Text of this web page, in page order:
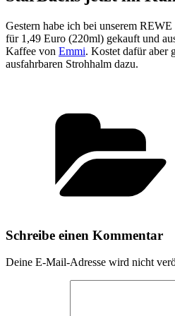
Gestern habe ich bei unserem REWE
für 1,49 Euro (220ml) gekauft und
Kaffee von Emmi. Kostet dafür aber
ausfahrbaren Strohhalm dazu.
Schreibe einen Kommentar
Deine E-Mail-Adresse wird nicht